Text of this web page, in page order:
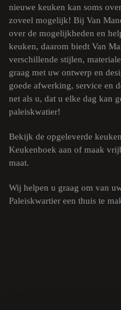
nieuwe keuken kan soms
zoveel mogelijk! Bij Van
over de mogelijkheden en
keuken, daarom biedt Van
verschillende stijlen,
graag met uw ontwerp en
goede afwerking, service en
net als u, dat u elke dag kan
paleiskwatier!
Bekijk de opgeleverde
Keukenboek aan of maak
maat.
Wij helpen u graag om van
Paleiskwartier een thuis te